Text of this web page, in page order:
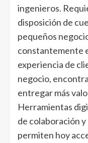
ingenieros.
disposición de
pequeños
constantemente
experiencia de
negocio,
entregar más
Herramientas
de colaboración
permiten hoy